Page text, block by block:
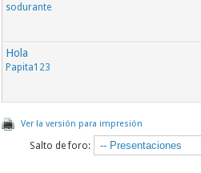
sodurante
Hola
Papita123
Ver la versión para impresión
Salto de foro: